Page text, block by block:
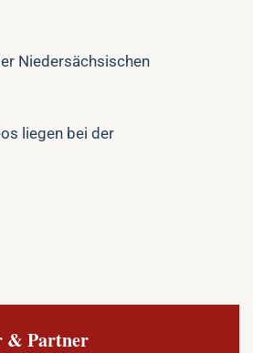
Niedersächsischen
liegen bei der
& Partner